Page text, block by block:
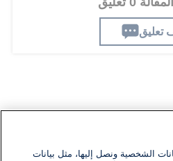
تعليق
الآن. كن الأول!
الشخصية ونصل إليها، مثل بيانات